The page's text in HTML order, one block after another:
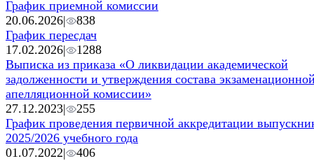
График приемной комиссии
20.06.2026|
838
График пересдач
17.02.2026|
1288
Выписка из приказа «О ликвидации академической
задолженности и утверждения состава
апелляционной комиссии»
27.12.2023|
255
График проведения первичной аккредитации
2025/2026 учебного года
01.07.2022| 406